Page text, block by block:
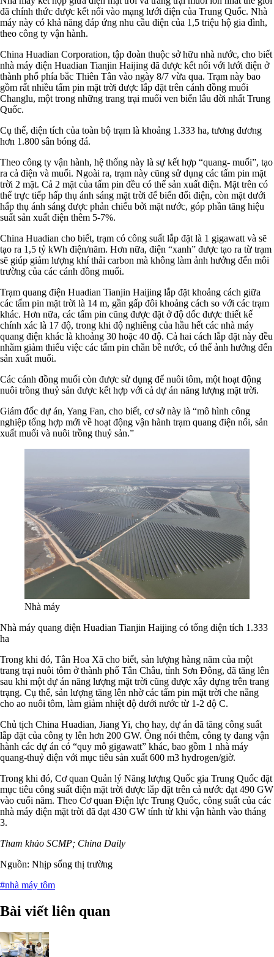
đã chính thức được kết nối vào mạng lưới điện của Trung Quốc. Nhà
máy này có khả năng đáp ứng nhu cầu điện của 1,5 triệu hộ gia đình,
theo công ty vận hành.
China Huadian Corporation, tập đoàn thuộc sở hữu nhà nước, cho biết
nhà máy điện Huadian Tianjin Haijing đã được kết nối với lưới điện ở
thành phố phía bắc Thiên Tân vào ngày 8/7 vừa qua. Trạm này bao
gồm rất nhiều tấm pin mặt trời được lắp đặt trên cánh đồng muối
Changlu, một trong những trang trại muối ven biển lâu đời nhất Trung
Quốc.
Cụ thể, diện tích của toàn bộ trạm là khoảng 1.333 ha, tương đương
hơn 1.800 sân bóng đá.
Theo công ty vận hành, hệ thống này là sự kết hợp “quang- muối”, tạo
ra cả điện và muối. Ngoài ra, trạm này cũng sử dụng các tấm pin mặt
trời 2 mặt. Cả 2 mặt của tấm pin đều có thể sản xuất điện. Mặt trên có
thể trực tiếp hấp thụ ánh sáng mặt trời để biến đổi điện, còn mặt dưới
hấp thụ ánh sáng được phản chiếu bởi mặt nước, góp phần tăng hiệu
suất sản xuất điện thêm 5-7%.
China Huadian cho biết, trạm có công suất lắp đặt là 1 gigawatt và sẽ
tạo ra 1,5 tỷ kWh điện/năm. Hơn nữa, điện “xanh” được tạo ra từ trạm
sẽ giúp giảm lượng khí thải carbon mà không làm ảnh hưởng đến môi
trường của các cánh đồng muối.
Trạm quang điện Huadian Tianjin Haijing lắp đặt khoảng cách giữa
các tấm pin mặt trời là 14 m, gần gấp đôi khoảng cách so với các trạm
khác. Hơn nữa, các tấm pin cũng được đặt ở độ dốc được thiết kế
chính xác là 17 độ, trong khi độ nghiêng của hầu hết các nhà máy
quang điện khác là khoảng 30 hoặc 40 độ. Cả hai cách lắp đặt này đều
nhằm giảm thiểu việc các tấm pin chắn bề nước, có thể ảnh hưởng đến
sản xuất muối.
Các cánh đồng muối còn được sử dụng để nuôi tôm, một hoạt động
nuôi trồng thuỷ sản được kết hợp với cả dự án năng lượng mặt trời.
Giám đốc dự án, Yang Fan, cho biết, cơ sở này là “mô hình công
nghiệp tổng hợp mới về hoạt động vận hành trạm quang điện nổi, sản
xuất muối và nuôi trồng thuỷ sản.”
Nhà máy
Nhà máy quang điện Huadian Tianjin Haijing có tổng diện tích 1.333
ha
Trong khi đó, Tân Hoa Xã cho biết, sản lượng hàng năm của một
trang trại nuôi tôm ở thành phố Tân Châu, tỉnh Sơn Đông, đã tăng lên
sau khi một dự án năng lượng mặt trời cũng được xây dựng trên trang
trạng. Cụ thể, sản lượng tăng lên nhờ các tấm pin mặt trời che nắng
cho ao nuôi tôm, làm giảm nhiệt độ dưới nước từ 1-2 độ C.
Chủ tịch China Huadian, Jiang Yi, cho hay, dự án đã tăng công suất
lắp đặt của công ty lên hơn 200 GW. Ông nói thêm, công ty đang vận
hành các dự án có “quy mô gigawatt” khác, bao gồm 1 nhà máy
quang-thuỷ điện với mục tiêu sản xuất 600 m3 hydrogen/giờ.
Trong khi đó, Cơ quan Quản lý Năng lượng Quốc gia Trung Quốc đặt
mục tiêu công suất điện mặt trời được lắp đặt trên cả nước đạt 490 GW
vào cuối năm. Theo Cơ quan Điện lực Trung Quốc, công suất của các
nhà máy điện mặt trời đã đạt 430 GW tính từ khi vận hành vào tháng
3.
Tham khảo SCMP; China Daily
Nguồn: Nhịp sống thị trường
#nhà máy tôm
Bài viết liên quan